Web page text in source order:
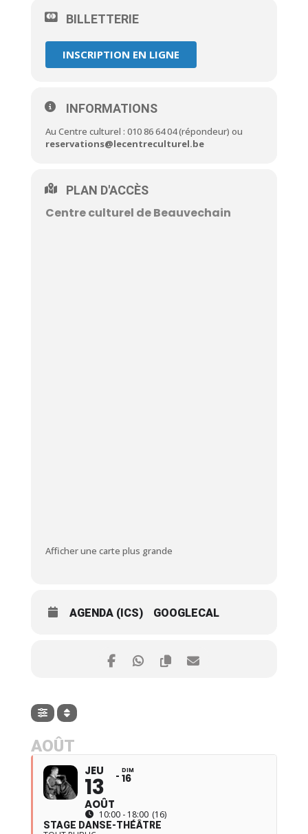
BILLETTERIE
INSCRIPTION EN LIGNE
INFORMATIONS
Au Centre culturel : 010 86 64 04 (répondeur) ou
reservations@lecentreculturel.be
PLAN D'ACCÈS
Centre culturel de Beauvechain
Afficher une carte plus grande
AGENDA (ICS) GOOGLECAL
AOÛT
JEU
13
AOÛT
DIM
16
10:00 - 18:00 (16)
STAGE DANSE-THÉÂTRE